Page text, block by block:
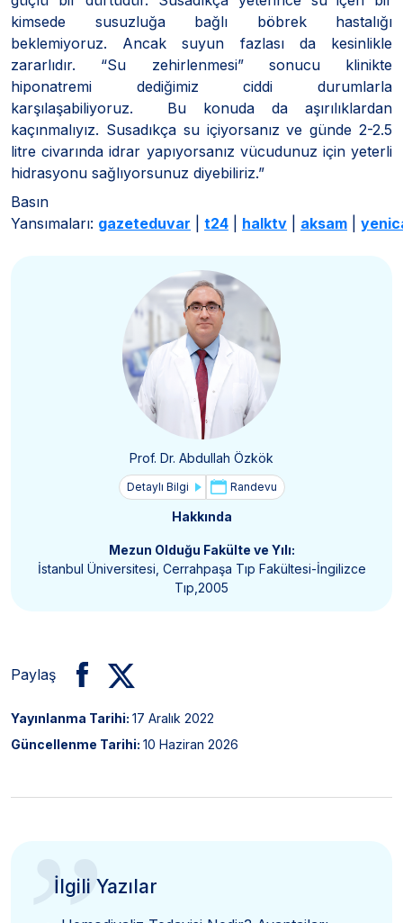
kimsede susuzluğa bağlı böbrek hastalığı
beklemiyoruz. Ancak suyun fazlası da kesinlikle
zararlıdır. “Su zehirlenmesi” sonucu klinikte
hiponatremi dediğimiz ciddi durumlarla
karşılaşabiliyoruz. Bu konuda da aşırılıklardan
kaçınmalıyız. Susadıkça su içiyorsanız ve günde 2-2.5
litre civarında idrar yapıyorsanız vücudunuz için yeterli
hidrasyonu sağlıyorsunuz diyebiliriz.”
Basın
Yansımaları: gazeteduvar t24 halktv aksam
Prof. Dr. Abdullah Özkök
Detaylı Bilgi Randevu
Hakkında
Mezun Olduğu Fakülte ve Yılı:
İstanbul Üniversitesi, Cerrahpaşa Tıp Fakültesi-İngilizce
Tıp,2005
Paylaş
Yayınlanma Tarihi: 17 Aralık 2022
Güncellenme Tarihi: 10 Haziran 2026
İlgili Yazılar